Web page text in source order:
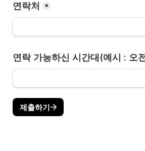
연락처 *
연락 가능하신 시간대(예시 : 오
제출하기